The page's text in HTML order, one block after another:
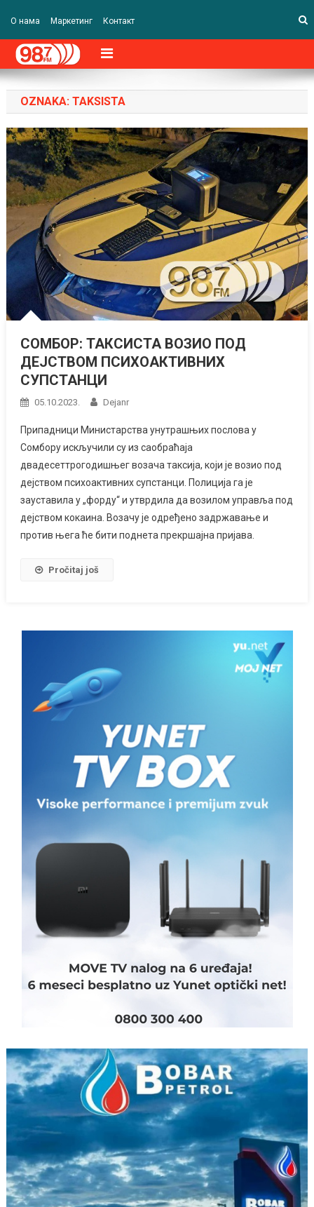
О нама Маркетинг Контакт
OZNAKA: TAKSISTA
СОМБОР: ТАКСИСТА ВОЗИО ПОД
ДЕЈСТВОМ ПСИХОАКТИВНИХ
СУПСТАНЦИ
05.10.2023. Dejanr
Припадници Министарства унутрашњих послова у
Сомбору искључили су из саобраћаја
двадесeттрогодишњег возача таксија, који је возио под
дејством психоактивних супстанци. Полиција га је
зауставила у „форду“ и утврдила да возилом управља под
дејством кокаина. Возачу је одређено задржавање и
против њега ће бити поднета прекршајна пријава.
Pročitaj još